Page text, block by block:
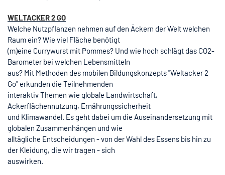
WELTACKER 2 GO
Welche Nutzpflanzen nehmen auf den Äckern der Welt welchen
Raum ein? Wie viel Fläche benötigt
(m)eine Currywurst mit Pommes? Und wie hoch schlägt das CO2-
Barometer bei welchen Lebensmitteln
aus? Mit Methoden des mobilen Bildungskonzepts "Weltacker 2
Go" erkunden die Teilnehmenden
interaktiv Themen wie globale Landwirtschaft,
Ackerflächennutzung, Ernährungssicherheit
und Klimawandel. Es geht dabei um die Auseinandersetzung mit
globalen Zusammenhängen und wie
alltägliche Entscheidungen - von der Wahl des Essens bis hin zu
der Kleidung, die wir tragen - sich
auswirken.